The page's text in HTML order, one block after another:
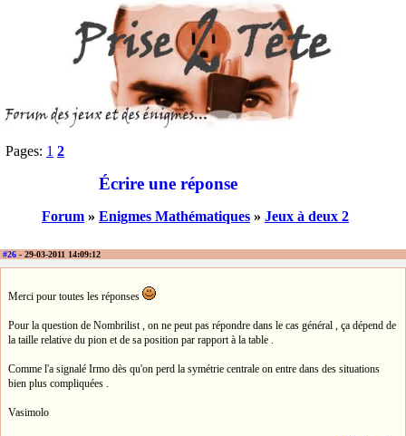
Pages: 1 2
Écrire une réponse
Forum » Enigmes Mathématiques » Jeux à deux 2
#26 - 29-03-2011 14:09:12
Merci pour toutes les réponses
Pour la question de Nombrilist , on ne peut pas répondre dans le cas général , ça dépend de
la taille relative du pion et de sa position par rapport à la table .
Comme l'a signalé Irmo dès qu'on perd la symétrie centrale on entre dans des situations
bien plus compliquées .
Vasimolo